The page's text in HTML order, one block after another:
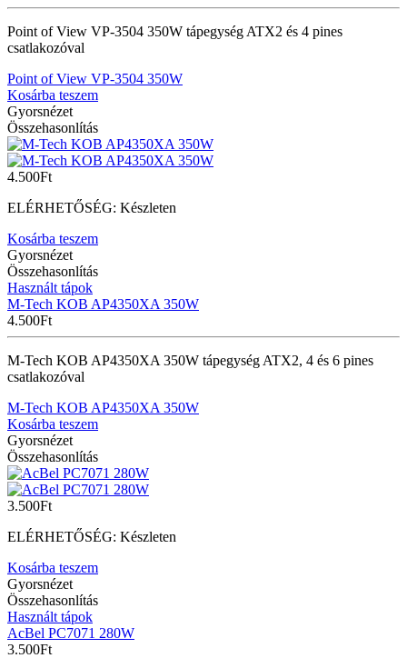
Point of View VP-3504 350W tápegység ATX2 és 4 pines
csatlakozóval
Point of View VP-3504 350W
Kosárba teszem
Gyorsnézet
Összehasonlítás
4.500Ft
ELÉRHETŐSÉG: Készleten
Kosárba teszem
Gyorsnézet
Összehasonlítás
Használt tápok
M-Tech KOB AP4350XA 350W
4.500Ft
M-Tech KOB AP4350XA 350W tápegység ATX2, 4 és 6 pines
csatlakozóval
M-Tech KOB AP4350XA 350W
Kosárba teszem
Gyorsnézet
Összehasonlítás
3.500Ft
ELÉRHETŐSÉG: Készleten
Kosárba teszem
Gyorsnézet
Összehasonlítás
Használt tápok
AcBel PC7071 280W
3.500Ft